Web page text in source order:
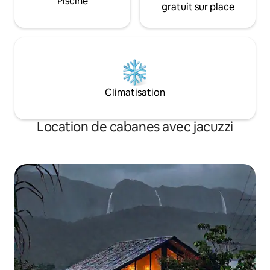
gratuit sur place
Climatisation
Location de cabanes avec jacuzzi